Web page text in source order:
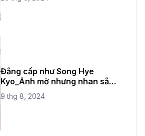
Đẳng cấp như Song Hye
Kyo_Ảnh mờ nhưng nhan sắc
không bao giờ mờ
9 thg 8, 2024